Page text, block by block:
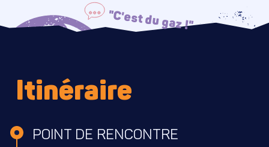
Itinéraire
POINT DE RENCONTRE
"C'est du gaz !"